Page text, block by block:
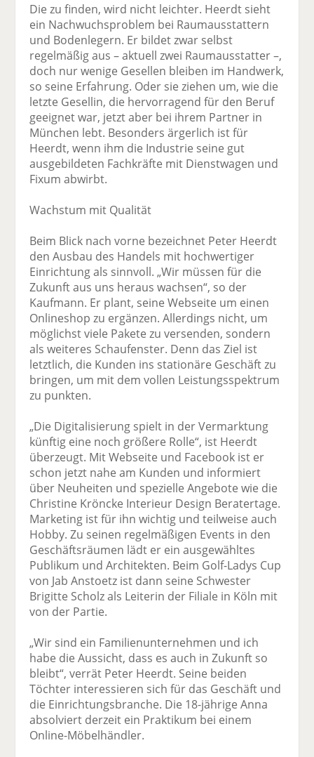
Die zu finden, wird nicht leichter. Heerdt sieht
ein Nachwuchsproblem bei Raumausstattern
und Bodenlegern. Er bildet zwar selbst
regelmäßig aus – aktuell zwei Raumausstatter –,
doch nur wenige Gesellen bleiben im Handwerk,
so seine Erfahrung. Oder sie ziehen um, wie die
letzte Gesellin, die hervorragend für den Beruf
geeignet war, jetzt aber bei ihrem Partner in
München lebt. Besonders ärgerlich ist für
Heerdt, wenn ihm die Industrie seine gut
ausgebildeten Fachkräfte mit Dienstwagen und
Fixum abwirbt.
Wachstum mit Qualität
Beim Blick nach vorne bezeichnet Peter Heerdt
den Ausbau des Handels mit hochwertiger
Einrichtung als sinnvoll. „Wir müssen für die
Zukunft aus uns heraus wachsen“, so der
Kaufmann. Er plant, seine Webseite um einen
Onlineshop zu ergänzen. Allerdings nicht, um
möglichst viele Pakete zu versenden, sondern
als weiteres Schaufenster. Denn das Ziel ist
letztlich, die Kunden ins stationäre Geschäft zu
bringen, um mit dem vollen Leistungs­spektrum
zu punkten.
„Die Digitalisierung spielt in der Vermarktung
künftig eine noch größere Rolle“, ist Heerdt
überzeugt. Mit Webseite und Facebook ist er
schon jetzt nahe am Kunden und informiert
über Neuheiten und spezielle Angebote wie die
Christine Kröncke Interieur Design Berater­tage.
Marketing ist für ihn wichtig und teilweise auch
Hobby. Zu seinen regelmäßigen Events in den
Geschäftsräumen lädt er ein ausgewähltes
Publikum und Architekten. Beim Golf-Ladys Cup
von Jab Anstoetz ist dann seine Schwester
Brigitte Scholz als Leiterin der Filiale in Köln mit
von der Partie.
„Wir sind ein Familienunternehmen und ich
habe die Aussicht, dass es auch in Zukunft so
bleibt“, verrät Peter Heerdt. Seine beiden
Töchter interessieren sich für das Geschäft und
die Einrichtungsbranche. Die 18-jährige Anna
absolviert derzeit ein Praktikum bei einem
Online-Möbelhändler.